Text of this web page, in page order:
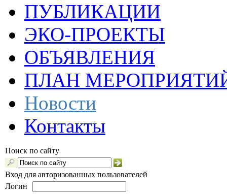
ПУБЛИКАЦИИ
ЭКО-ПРОЕКТЫ
ОБЪЯВЛЕНИЯ
ПЛАН
Новости
Контакты
Поиск по сайту
Вход для авторизованных пользователей
Логин